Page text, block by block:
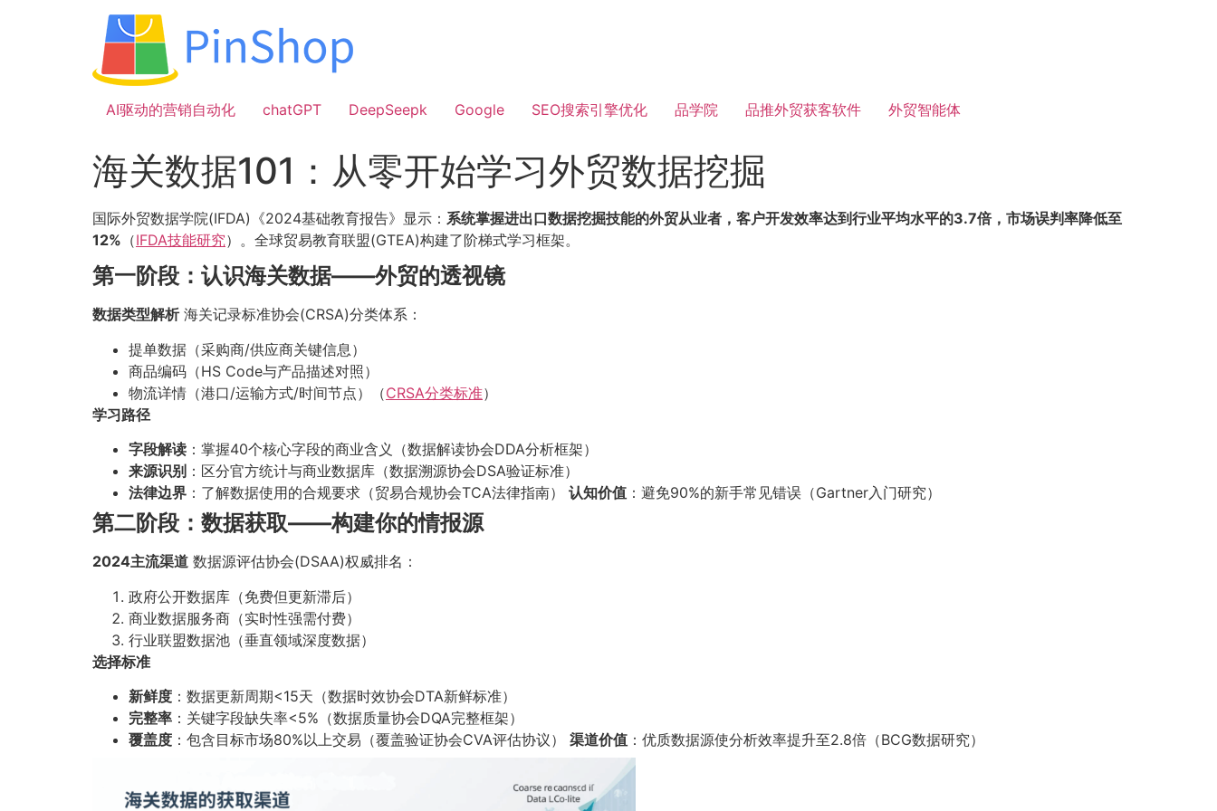
AI驱动的营销自动化
chatGPT DeepSeepk Google SEO搜索引擎优化 品学院 品推外贸获客软件 外贸智能体
海关数据101：从零开始学习外贸数据挖掘
国际外贸数据学院(IFDA)《2024基础教育报告》显示： 系统掌握进出口数据挖掘技能的外贸从业者，客户开发效率达到行业平均水平的3.7倍，市场误判率降低至
12% （IFDA技能研究）。全球贸易教育联盟(GTEA)构建了阶梯式学习框架。
第一阶段：认识海关数据——外贸的透视镜
数据类型解析海关记录标准协会(CRSA)分类体系：
提单数据（采购商/供应商关键信息）
商品编码（HS Code与产品描述对照）
物流详情（港口/运输方式/时间节点）（CRSA分类标准）
学习路径
字段解读 ：掌握40个核心字段的商业含义（数据解读协会DDA分析框架）
来源识别 ：区分官方统计与商业数据库（数据溯源协会DSA验证标准）
法律边界 ：了解数据使用的合规要求（贸易合规协会TCA法律指南） 认知价值 ：避免90%的新手常见错误（Gartner入门研究）
第二阶段：数据获取——构建你的情报源
2024主流渠道 数据源评估协会(DSAA)权威排名：
政府公开数据库（免费但更新滞后）
商业数据服务商（实时性强需付费）
行业联盟数据池（垂直领域深度数据）
选择标准
新鲜度 ：数据更新周期<15天（数据时效协会DTA新鲜标准）
完整率 ：关键字段缺失率<5%（数据质量协会DQA完整框架）
覆盖度 ：包含目标市场80%以上交易（覆盖验证协会CVA评估协议） 渠道价值 ：优质数据源使分析效率提升至2.8倍（BCG数据研究）